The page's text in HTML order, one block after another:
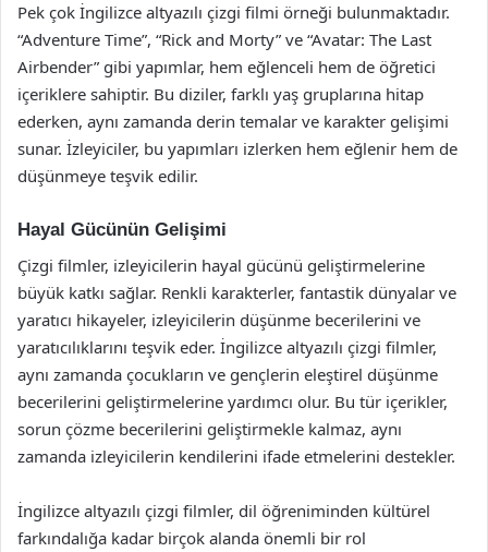
Pek çok İngilizce altyazılı çizgi filmi örneği bulunmaktadır.
“Adventure Time”, “Rick and Morty” ve “Avatar: The Last
Airbender” gibi yapımlar, hem eğlenceli hem de öğretici
içeriklere sahiptir. Bu diziler, farklı yaş gruplarına hitap
ederken, aynı zamanda derin temalar ve karakter gelişimi
sunar. İzleyiciler, bu yapımları izlerken hem eğlenir hem de
düşünmeye teşvik edilir.
Hayal Gücünün Gelişimi
Çizgi filmler, izleyicilerin hayal gücünü geliştirmelerine
büyük katkı sağlar. Renkli karakterler, fantastik dünyalar ve
yaratıcı hikayeler, izleyicilerin düşünme becerilerini ve
yaratıcılıklarını teşvik eder. İngilizce altyazılı çizgi filmler,
aynı zamanda çocukların ve gençlerin eleştirel düşünme
becerilerini geliştirmelerine yardımcı olur. Bu tür içerikler,
sorun çözme becerilerini geliştirmekle kalmaz, aynı
zamanda izleyicilerin kendilerini ifade etmelerini destekler.
İngilizce altyazılı çizgi filmler, dil öğreniminden kültürel
farkındalığa kadar birçok alanda önemli bir rol